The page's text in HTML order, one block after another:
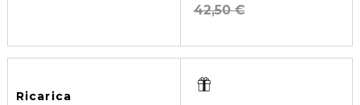
42,50 €
Ricarica